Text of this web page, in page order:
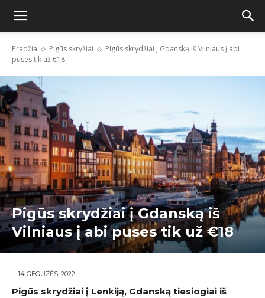
Pradžia Pigūs skryžiai
Pigūs skrydžiai į Gdanską iš Vilniaus į abi
puses tik už €18
Pigūs skrydžiai į Gdanską iš
Vilniaus į abi puses tik už €18
14 GEGUŽĖS, 2022
Pigūs skrydžiai į Lenkiją, Gdanską tiesiogiai iš